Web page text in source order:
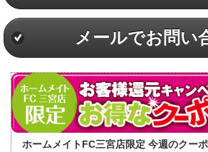
メールでお問い
ホームメイトFC三宮店限定 今週のクー